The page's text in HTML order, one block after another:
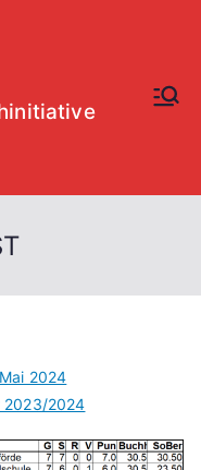
2024
2023/2024